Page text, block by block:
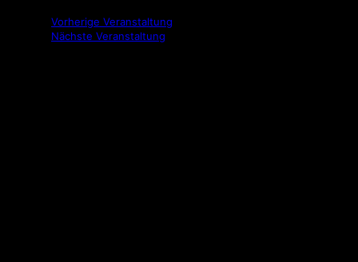
Vorherige Veranstaltung
Nächste Veranstaltung